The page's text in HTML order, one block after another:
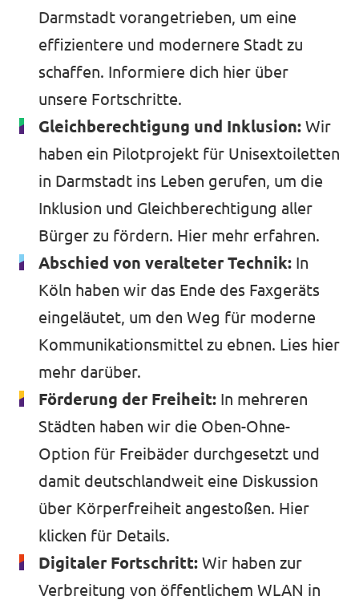
Darmstadt vorangetrieben, um eine
effizientere und modernere Stadt zu
schaffen. Informiere dich hier über
unsere Fortschritte.
Gleichberechtigung und Inklusion: Wir
haben ein Pilotprojekt für Unisextoiletten
in Darmstadt ins Leben gerufen, um die
Inklusion und Gleichberechtigung aller
Bürger zu fördern. Hier mehr erfahren.
Abschied von veralteter Technik: In
Köln haben wir das Ende des Faxgeräts
eingeläutet, um den Weg für moderne
Kommunikationsmittel zu ebnen. Lies hier
mehr darüber.
Förderung der Freiheit: In mehreren
Städten haben wir die Oben-Ohne-
Option für Freibäder durchgesetzt und
damit deutschlandweit eine Diskussion
über Körperfreiheit angestoßen. Hier
klicken für Details.
Digitaler Fortschritt: Wir haben zur
Verbreitung von öffentlichem WLAN in